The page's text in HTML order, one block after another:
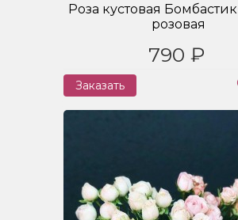
Роза кустовая
розовая
790 ₽
Заказать